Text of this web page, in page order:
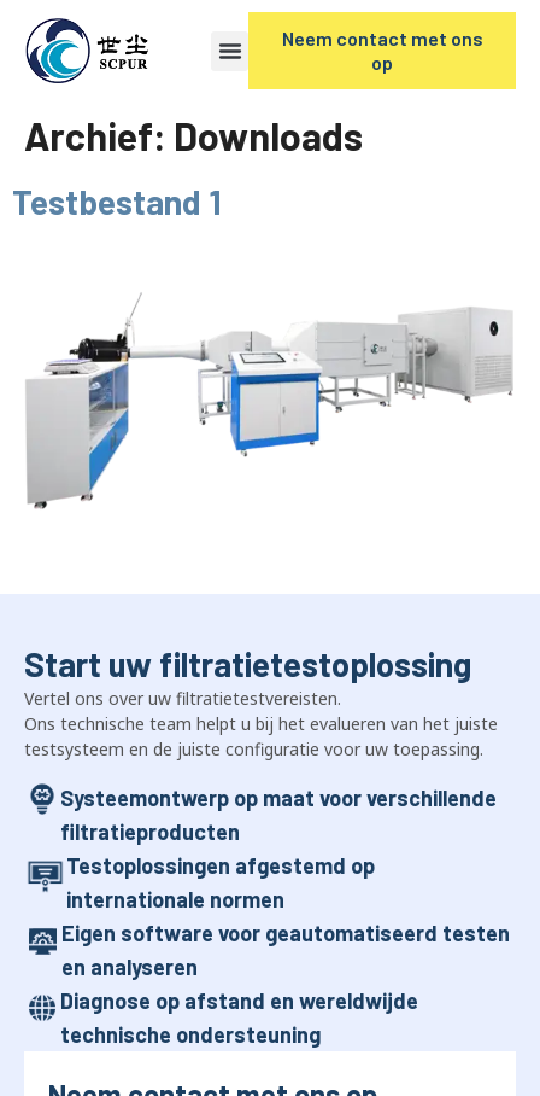
Neem contact met ons
op
Archief: Downloads
Testbestand 1
Start uw filtratietestoplossing
Vertel ons over uw filtratietestvereisten.
Ons technische team helpt u bij het evalueren van het juiste
testsysteem en de juiste configuratie voor uw toepassing.
Systeemontwerp op maat voor verschillende
filtratieproducten
Testoplossingen afgestemd op
internationale normen
Eigen software voor geautomatiseerd testen
en analyseren
Diagnose op afstand en wereldwijde
technische ondersteuning